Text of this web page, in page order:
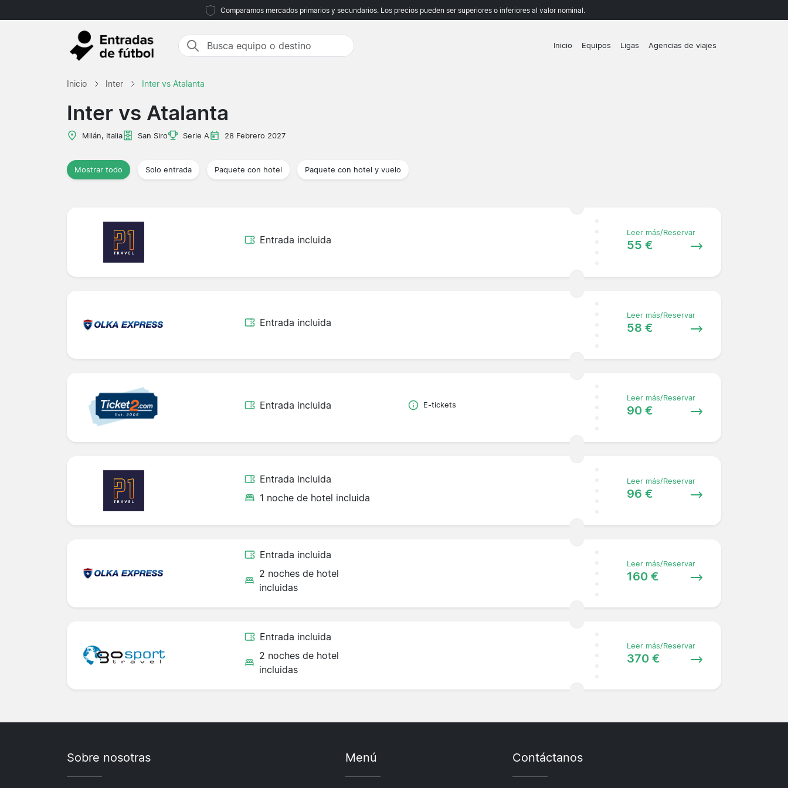
Comparamos mercados primarios y secundarios. Los precios pueden ser superiores o inferiores al valor nominal.
Inicio Equipos Ligas Agencias de viajes
Inicio Inter Inter vs Atalanta
Inter vs Atalanta
Milán, Italia San Siro Serie A 28 Febrero 2027
Mostrar todo Solo entrada Paquete con hotel Paquete con hotel y vuelo
Entrada incluida
Leer más/Reservar
55 €
Entrada incluida
Leer más/Reservar
58 €
Entrada incluida E-tickets
Leer más/Reservar
90 €
Entrada incluida
1 noche de hotel incluida
Leer más/Reservar
96 €
Entrada incluida
2 noches de hotel
incluidas
Leer más/Reservar
160 €
Entrada incluida
2 noches de hotel
incluidas
Leer más/Reservar
370 €
Sobre nosotras Menú Contáctanos